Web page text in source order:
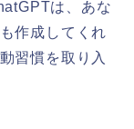
は、あな
作成してくれ
習慣を取り入